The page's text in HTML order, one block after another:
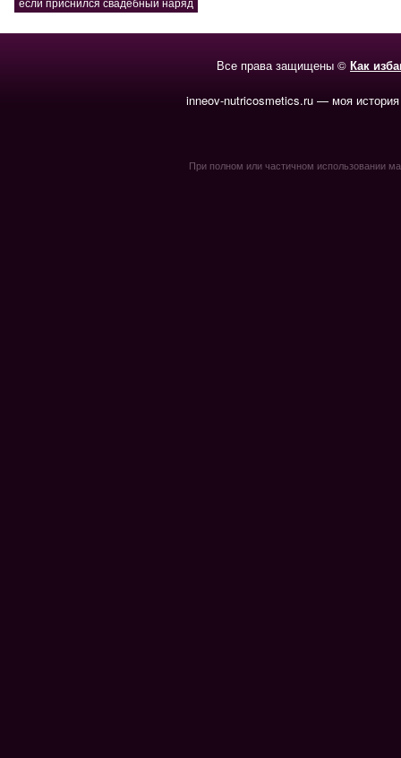
Все права защищены © Как
inneov-nutricosmetics.ru — моя
При полном или частичном использовании